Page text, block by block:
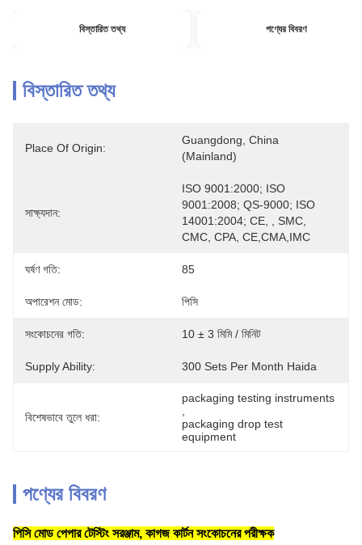
বিস্তারিত তথ্য পণ্যের বিবরণ
বিস্তারিত তথ্য
Place Of Origin:
Guangdong, China
(Mainland)
সাক্ষ্যদান:
ISO 9001:2000; ISO
9001:2008; QS-9000; ISO
14001:2004; CE, , SMC,
CMC, CPA, CE,CMA,IMC
ঘর্ষণ গতি: 85
অপারেশন মোড: পিসি
সংকোচনের গতি: 10 ± 3 মিমি / মিনিট
Supply Ability: 300 Sets Per Month Haida
বিশেষভাবে তুলে ধরা:
packaging testing instruments
packaging drop test
equipment
পণ্যের বিবরণ
পিসি মোড পেপার টেস্টিং সরঞ্জাম, কাগজ কার্টন সংকোচনের পরীক্ষক